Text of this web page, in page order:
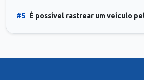
#5 É possível rastrear um veículo